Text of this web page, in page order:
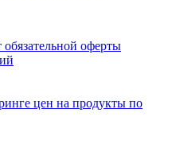
оферты
цен на продукты по